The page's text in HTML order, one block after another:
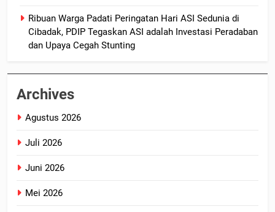
Ribuan Warga Padati Peringatan Hari ASI Sedunia di
Cibadak, PDIP Tegaskan ASI adalah Investasi Peradaban
dan Upaya Cegah Stunting
Archives
Agustus 2026
Juli 2026
Juni 2026
Mei 2026